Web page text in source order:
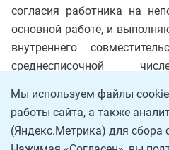
согласия работника на
основной работе, и
внутреннего
среднесписочной
времени, включая время
6) работник, получающий в
полторы или менее одной
Мы используем файлы
работы сайта, а также
(Яндекс.Метрика) для сбора